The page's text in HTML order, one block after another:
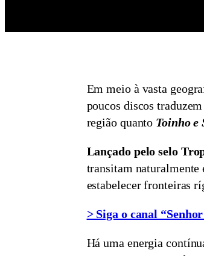
Em meio à vasta
poucos discos
região quanto Toinho e
Lançado pelo selo
transitam naturalmente
estabelecer fronteiras
> Siga o canal
Há uma energia